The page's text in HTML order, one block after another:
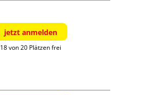
jetzt anmelden
18 von 20 Plätzen frei